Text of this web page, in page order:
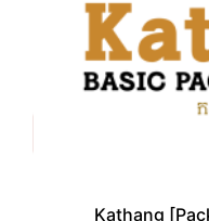
Kathang